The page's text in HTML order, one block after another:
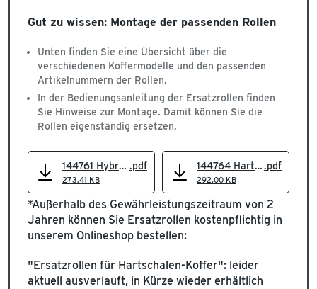
Gut zu wissen: Montage der passenden Rollen
Unten finden Sie eine Übersicht über die
verschiedenen Koffermodelle und den passenden
Artikelnummern der Rollen.
In der Bedienungsanleitung der Ersatzrollen finden
Sie Hinweise zur Montage. Damit können Sie die
Rollen eigenständig ersetzen.
144761 Hybridkoffer Anleitung .pdf
273.41 KB
144764 Hartschalenkoffer Anleitung.pdf
292.00 KB
*Außerhalb des Gewährleistungszeitraum von 2
Jahren können Sie Ersatzrollen kostenpflichtig in
unserem Onlineshop bestellen:
"Ersatzrollen für Hartschalen-Koffer": leider
aktuell ausverlauft, in Kürze wieder erhältlich